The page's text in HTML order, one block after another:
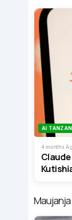
AI
4 months
Maujanja